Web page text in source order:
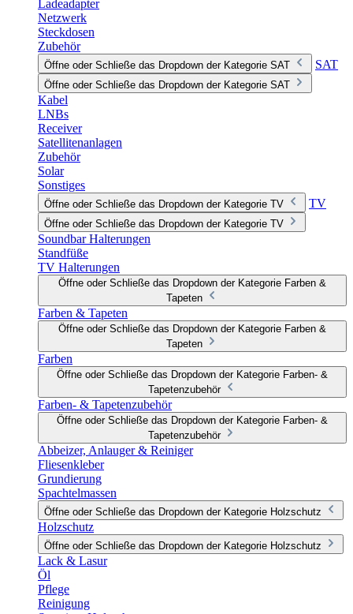
Ladeadapter
Netzwerk
Steckdosen
Zubehör
Öffne oder Schließe das Dropdown der Kategorie SAT SAT
Öffne oder Schließe das Dropdown der Kategorie SAT
Kabel
LNBs
Receiver
Satellitenanlagen
Zubehör
Solar
Sonstiges
Öffne oder Schließe das Dropdown der Kategorie TV TV
Öffne oder Schließe das Dropdown der Kategorie TV
Soundbar Halterungen
Standfüße
TV Halterungen
Öffne oder Schließe das Dropdown der Kategorie Farben &
Tapeten
Farben & Tapeten
Öffne oder Schließe das Dropdown der Kategorie Farben &
Tapeten
Farben
Öffne oder Schließe das Dropdown der Kategorie Farben- &
Tapetenzubehör
Farben- & Tapetenzubehör
Öffne oder Schließe das Dropdown der Kategorie Farben- &
Tapetenzubehör
Abbeizer, Anlauger & Reiniger
Fliesenkleber
Grundierung
Spachtelmassen
Öffne oder Schließe das Dropdown der Kategorie Holzschutz
Holzschutz
Öffne oder Schließe das Dropdown der Kategorie Holzschutz
Lack & Lasur
Öl
Pflege
Reinigung